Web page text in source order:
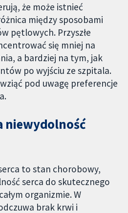
że może istnieć
między sposobami
pętlowych. Przyszłe
się mniej na
a bardziej na tym, jak
po wyjściu ze szpitala.
pod uwagę preferencje
niewydolność
to stan chorobowy,
serca do skutecznego
organizmie. W
brak krwi i